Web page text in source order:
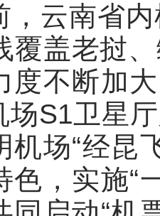
，云南省
覆盖老挝
度不断加
场S1卫星
机场“经昆
色，实施“